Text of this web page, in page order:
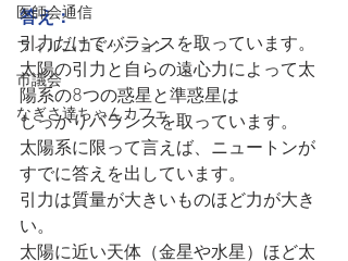
医師会通信
フィルムコミッション
市議会
なぎさ達ちゃんカフェ
答え：
引力だけでバランスを取っています。
太陽の引力と自らの遠心力によって太
陽系の8つの惑星と準惑星は
しっかりバランスを取っています。
太陽系に限って言えば、ニュートンが
すでに答えを出しています。
引力は質量が大きいものほど力が大き
い。
太陽に近い天体（金星や水星）ほど太